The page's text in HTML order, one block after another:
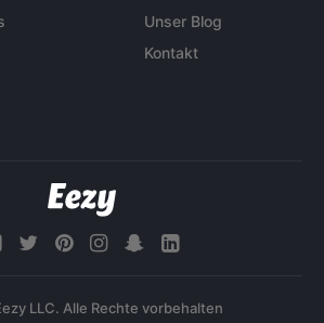
Unser Blog
Kontakt
LLC. Alle Rechte vorbehalten